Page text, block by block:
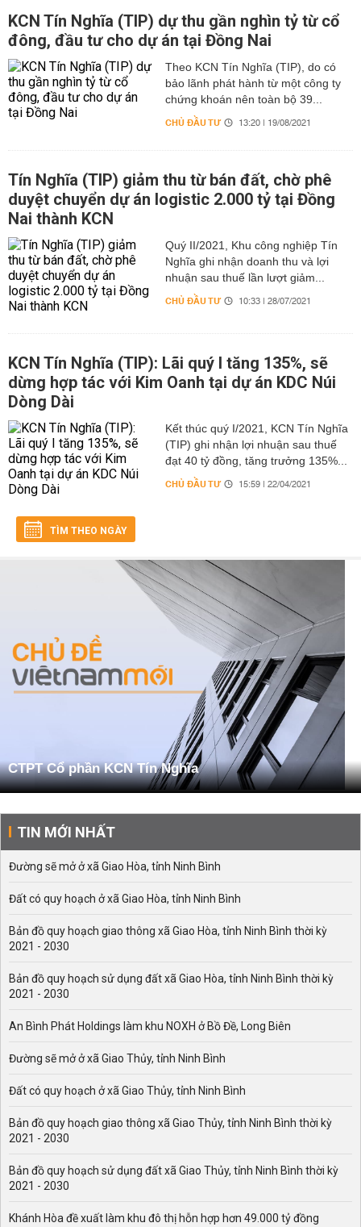
KCN Tín Nghĩa (TIP) dự thu gần nghìn tỷ từ cổ
đông, đầu tư cho dự án tại Đồng Nai
Theo KCN Tín Nghĩa (TIP), do có
bảo lãnh phát hành từ một công ty
chứng khoán nên toàn bộ 39...
CHỦ ĐẦU TƯ 13:20 | 19/08/2021
Tín Nghĩa (TIP) giảm thu từ bán đất, chờ phê
duyệt chuyển dự án logistic 2.000 tỷ tại Đồng
Nai thành KCN
Quý II/2021, Khu công nghiệp Tín
Nghĩa ghi nhận doanh thu và lợi
nhuận sau thuế lần lượt giảm...
CHỦ ĐẦU TƯ 10:33 | 28/07/2021
KCN Tín Nghĩa (TIP): Lãi quý I tăng 135%, sẽ
dừng hợp tác với Kim Oanh tại dự án KDC Núi
Dòng Dài
Kết thúc quý I/2021, KCN Tín Nghĩa
(TIP) ghi nhận lợi nhuận sau thuế
đạt 40 tỷ đồng, tăng trưởng 135%...
CHỦ ĐẦU TƯ 15:59 | 22/04/2021
TÌM THEO NGÀY
CTPT Cổ phần KCN Tín Nghĩa
TIN MỚI NHẤT
Đường sẽ mở ở xã Giao Hòa, tỉnh Ninh Bình
Đất có quy hoạch ở xã Giao Hòa, tỉnh Ninh Bình
Bản đồ quy hoạch giao thông xã Giao Hòa, tỉnh Ninh Bình thời kỳ
2021 - 2030
Bản đồ quy hoạch sử dụng đất xã Giao Hòa, tỉnh Ninh Bình thời kỳ
2021 - 2030
An Bình Phát Holdings làm khu NOXH ở Bồ Đề, Long Biên
Đường sẽ mở ở xã Giao Thủy, tỉnh Ninh Bình
Đất có quy hoạch ở xã Giao Thủy, tỉnh Ninh Bình
Bản đồ quy hoạch giao thông xã Giao Thủy, tỉnh Ninh Bình thời kỳ
2021 - 2030
Bản đồ quy hoạch sử dụng đất xã Giao Thủy, tỉnh Ninh Bình thời kỳ
2021 - 2030
Khánh Hòa đề xuất làm khu đô thị hỗn hợp hơn 49.000 tỷ đồng